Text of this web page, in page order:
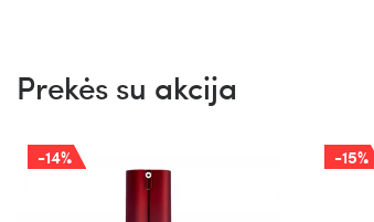
Prekės su akcija
-14% -15%